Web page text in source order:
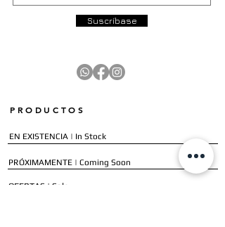
Suscríbase
PRODUCTOS
EN EXISTENCIA | In Stock
PRÓXIMAMENTE | Coming Soon
OFERTAS | Sale